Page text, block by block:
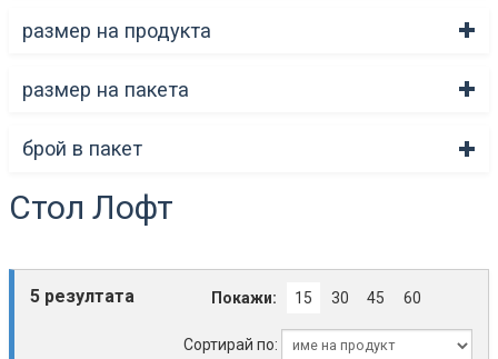
размер на продукта
размер на пакета
брой в пакет
Стол Лофт
5 резултата Покажи: 15 30 45 60
Сортирай по: